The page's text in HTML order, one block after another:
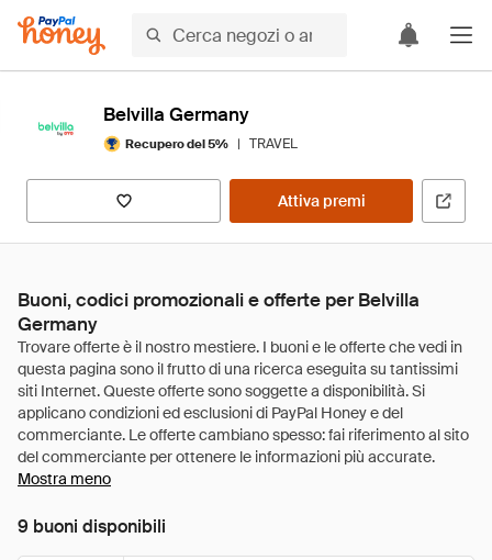
Belvilla Germany
Recupero del 5% | TRAVEL
Attiva premi
Buoni, codici promozionali e offerte per Belvilla
Germany
Mostra meno
9 buoni disponibili